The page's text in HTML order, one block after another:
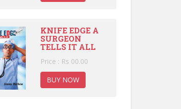
KNIFE EDGE A
SURGEON
TELLS IT ALL
Price : Rs 00.00
BUY NOW